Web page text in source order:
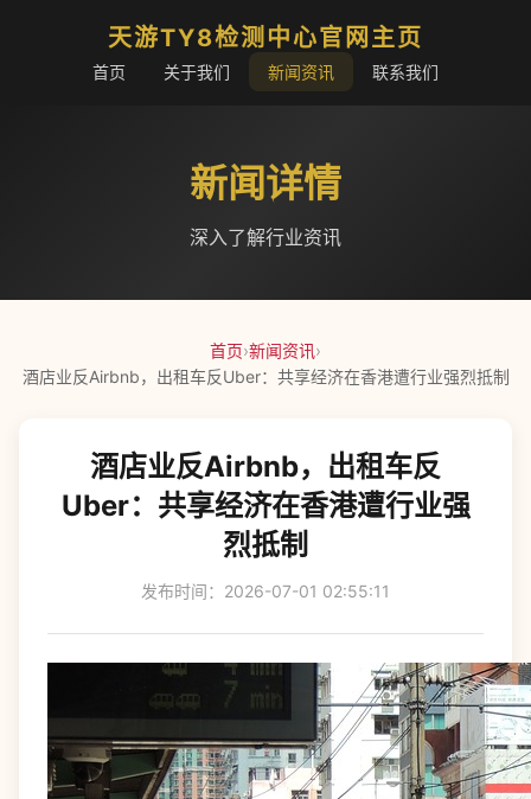
天游TY8检测中心官网主页
首页 关于我们 新闻资讯 联系我们
新闻详情
深入了解行业资讯
首页›新闻资讯›
酒店业反Airbnb，出租车反Uber：共享经济在香港遭行业强烈抵制
酒店业反Airbnb，出租车反
Uber：共享经济在香港遭行业强
烈抵制
发布时间：2026-07-01 02:55:11